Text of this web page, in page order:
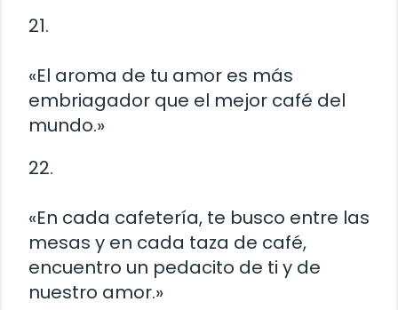
21.
«El aroma de tu amor es más
embriagador que el mejor café del
mundo.»
22.
«En cada cafetería, te busco entre las
mesas y en cada taza de café,
encuentro un pedacito de ti y de
nuestro amor.»